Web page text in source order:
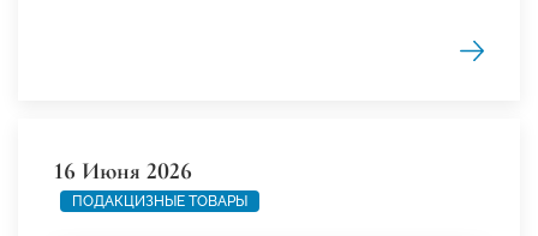
16 Июня 2026
ПОДАКЦИЗНЫЕ ТОВАРЫ